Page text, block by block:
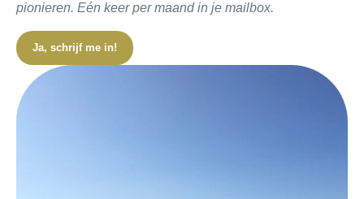
pionieren. Eén keer per maand in je mailbox.
Ja, schrijf me in!